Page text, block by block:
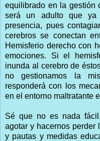
equilibrado en la gestión
será un adulto que
presencia, pues
cerebros se conectan
Hemisferio derecho con
emociones. Si el
inunda al cerebro de
no gestionamos la
responderá con los
en el entorno maltratante
Sé que no es nada
agotar y hacernos perder
y pautas y medidas